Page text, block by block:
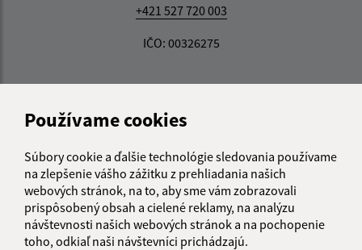
Používame cookies
Súbory cookie a ďalšie technológie sledovania používame
na zlepšenie vášho zážitku z prehliadania našich
webových stránok, na to, aby sme vám zobrazovali
prispôsobený obsah a cielené reklamy, na analýzu
návštevnosti našich webových stránok a na pochopenie
toho, odkiaľ naši návštevníci prichádzajú.
+421 527 720 003
IČO: 00326275